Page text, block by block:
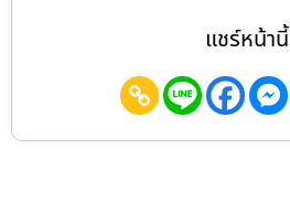
แชร์หน้านี้